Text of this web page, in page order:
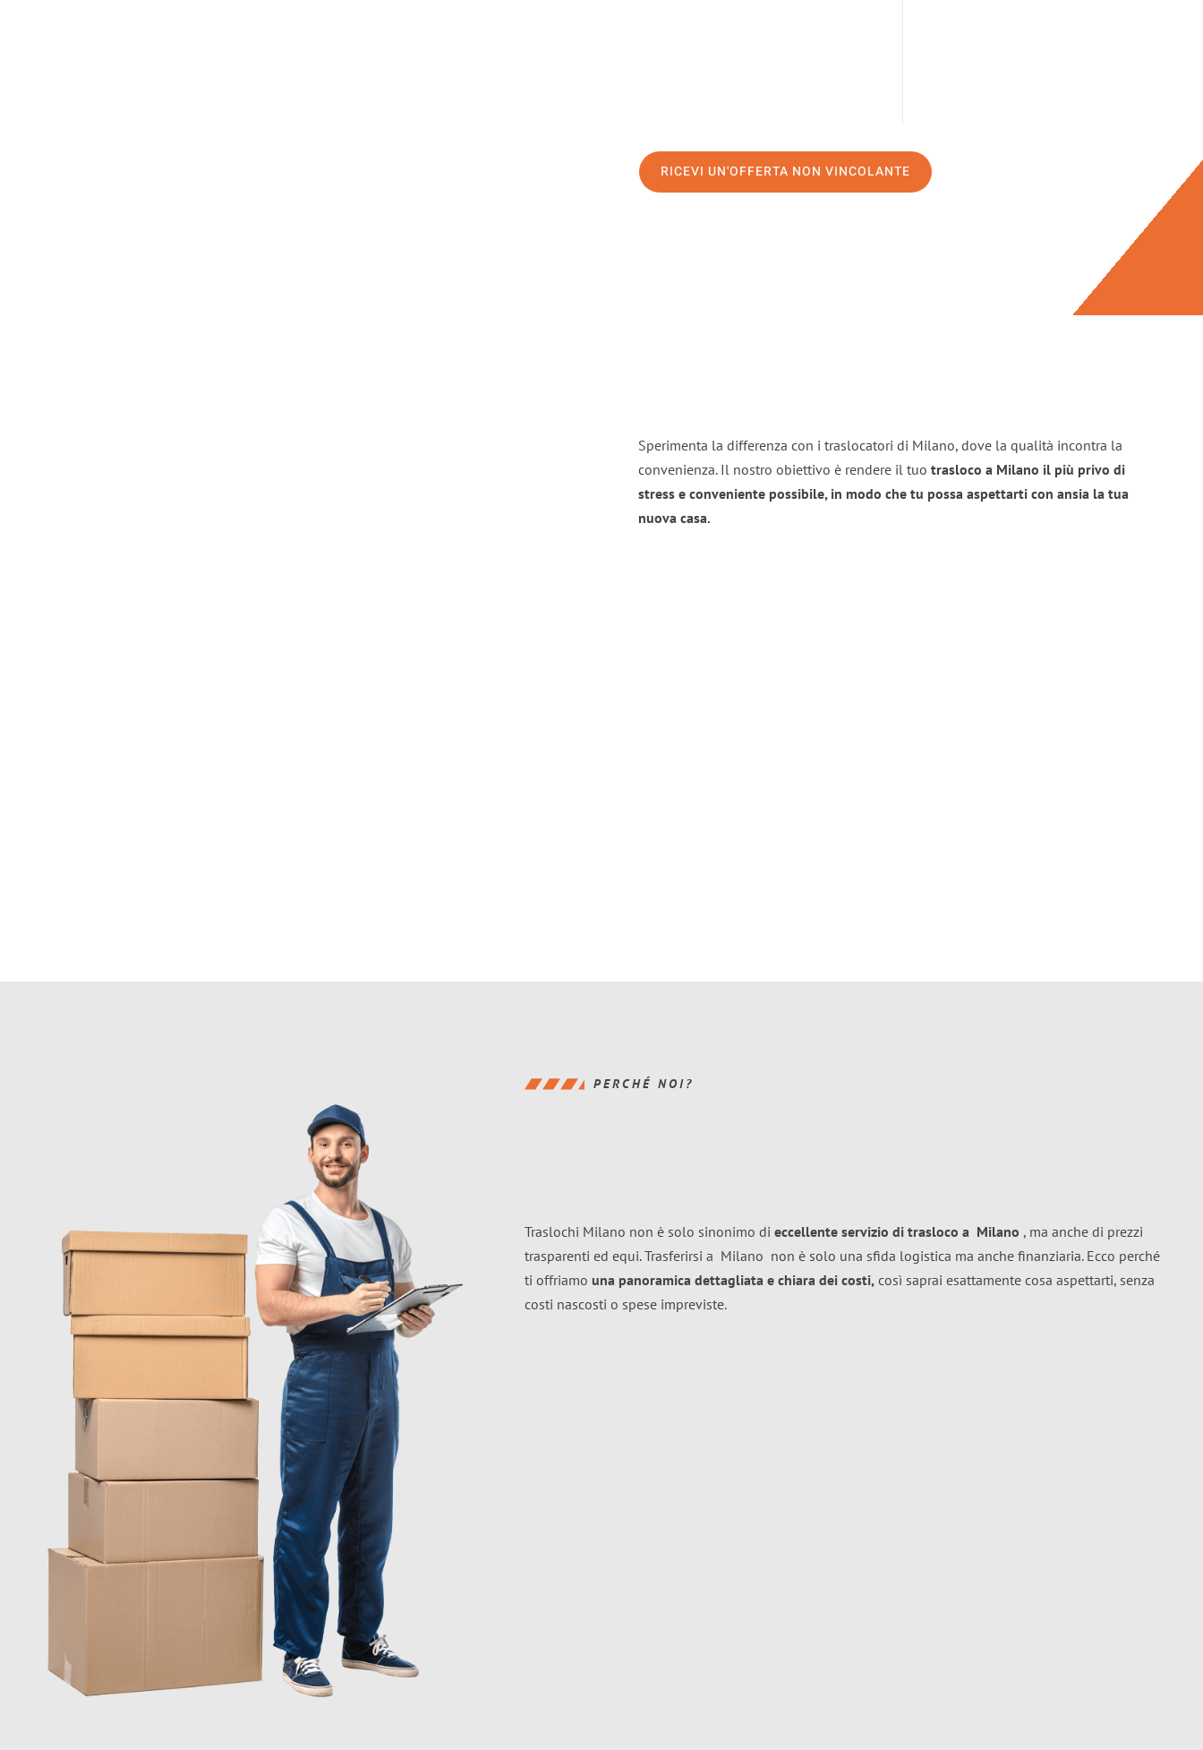
RICEVI UN'OFFERTA NON VINCOLANTE
Sperimenta la differenza con i traslocatori di Milano, dove la qualità incontra la
convenienza. Il nostro obiettivo è rendere il tuo trasloco a Milano il più privo di
stress e conveniente possibile, in modo che tu possa aspettarti con ansia la tua
nuova casa.
PERCHÉ NOI?
Traslochi Milano non è solo sinonimo di eccellente servizio di trasloco a Milano , ma anche di prezzi
trasparenti ed equi. Trasferirsi a Milano non è solo una sfida logistica ma anche finanziaria. Ecco perché
ti offriamo una panoramica dettagliata e chiara dei costi, così saprai esattamente cosa aspettarti, senza
costi nascosti o spese impreviste.